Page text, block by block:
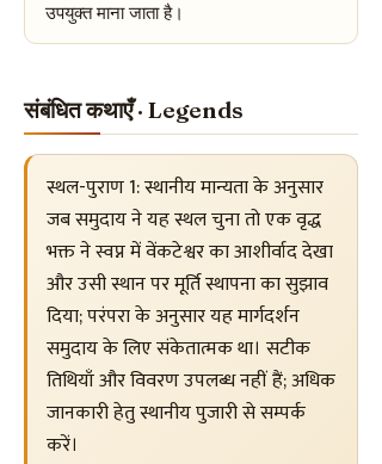
उपयुक्त माना जाता है।
संबंधित कथाएँ · Legends
स्थल-पुराण 1: स्थानीय मान्यता के अनुसार
जब समुदाय ने यह स्थल चुना तो एक वृद्ध
भक्त ने स्वप्न में वेंकटेश्वर का आशीर्वाद देखा
और उसी स्थान पर मूर्ति स्थापना का सुझाव
दिया; परंपरा के अनुसार यह मार्गदर्शन
समुदाय के लिए संकेतात्मक था। सटीक
तिथियाँ और विवरण उपलब्ध नहीं हैं; अधिक
जानकारी हेतु स्थानीय पुजारी से सम्पर्क
करें।